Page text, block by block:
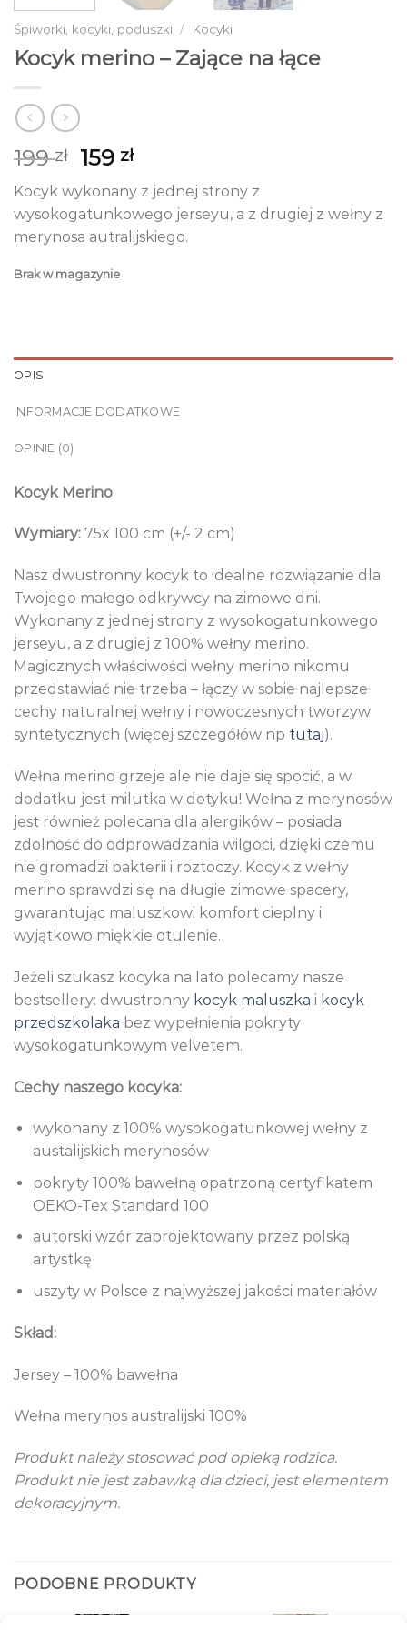
Śpiworki, kocyki, poduszki / Kocyki
Kocyk merino – Zające na łące
199zł
Pierwotna
cena
wynosiła:
199 zł.
159 złAktualna
cena
wynosi:
159 zł.
Kocyk wykonany z jednej strony z
wysokogatunkowego jerseyu, a z drugiej z wełny z
merynosa autralijskiego.
Brak w magazynie
OPIS
INFORMACJE DODATKOWE
OPINIE (0)
Kocyk Merino
Wymiary: 75x 100 cm (+/- 2 cm)
Nasz dwustronny kocyk to idealne rozwiązanie dla
Twojego małego odkrywcy na zimowe dni.
Wykonany z jednej strony z wysokogatunkowego
jerseyu, a z drugiej z 100% wełny merino.
Magicznych właściwości wełny merino nikomu
przedstawiać nie trzeba – łączy w sobie najlepsze
cechy naturalnej wełny i nowoczesnych tworzyw
syntetycznych (więcej szczegółów np tutaj).
Wełna merino grzeje ale nie daje się spocić, a w
dodatku jest milutka w dotyku! Wełna z merynosów
jest również polecana dla alergików – posiada
zdolność do odprowadzania wilgoci, dzięki czemu
nie gromadzi bakterii i roztoczy. Kocyk z wełny
merino sprawdzi się na długie zimowe spacery,
gwarantując maluszkowi komfort cieplny i
wyjątkowo miękkie otulenie.
Jeżeli szukasz kocyka na lato polecamy nasze
bestsellery: dwustronny kocyk maluszka i kocyk
przedszkolaka bez wypełnienia pokryty
wysokogatunkowym velvetem.
Cechy naszego kocyka:
wykonany z 100% wysokogatunkowej wełny z
austalijskich merynosów
pokryty 100% bawełną opatrzoną certyfikatem
OEKO-Tex Standard 100
autorski wzór zaprojektowany przez polską
artystkę
uszyty w Polsce z najwyższej jakości materiałów
Skład:
Jersey – 100% bawełna
Wełna merynos australijski 100%
Produkt należy stosować pod opieką rodzica.
Produkt nie jest zabawką dla dzieci, jest elementem
dekoracyjnym.
PODOBNE PRODUKTY